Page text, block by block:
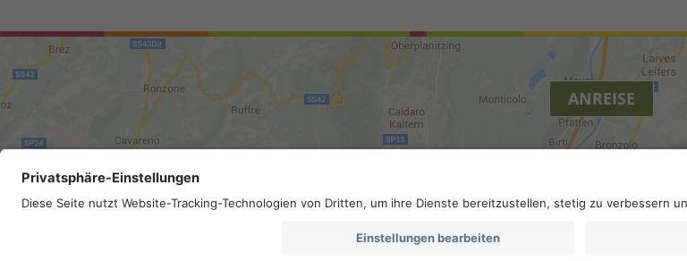
ANREISE
Sitemap . Impressum . Privacy . Barrierefreiheit . Datenschutz-Einstellungen .